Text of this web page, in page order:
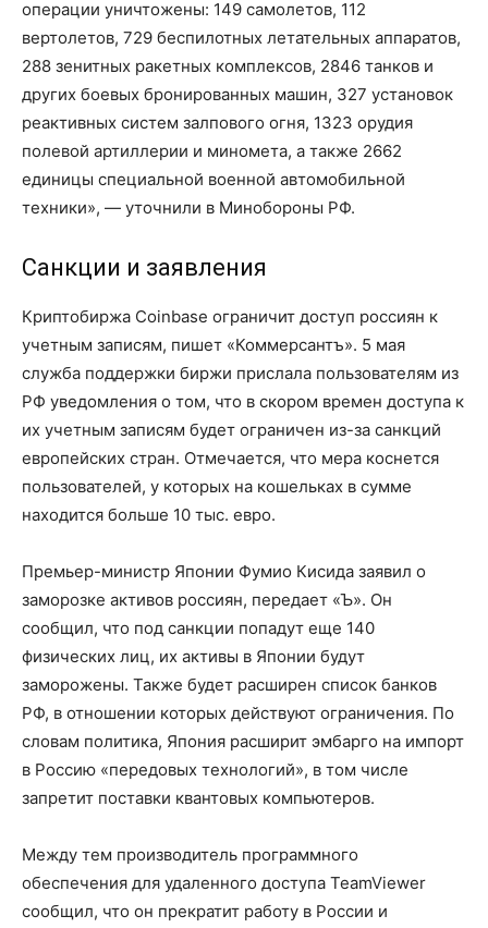
операции уничтожены: 149 самолетов, 112
вертолетов, 729 беспилотных летательных аппаратов,
288 зенитных ракетных комплексов, 2846 танков и
других боевых бронированных машин, 327 установок
реактивных систем залпового огня, 1323 орудия
полевой артиллерии и миномета, а также 2662
единицы специальной военной автомобильной
техники», — уточнили в Минобороны РФ.
Санкции и заявления
Криптобиржа Coinbase ограничит доступ россиян к
учетным записям, пишет «Коммерсантъ». 5 мая
служба поддержки биржи прислала пользователям из
РФ уведомления о том, что в скором времен доступа к
их учетным записям будет ограничен из-за санкций
европейских стран. Отмечается, что мера коснется
пользователей, у которых на кошельках в сумме
находится больше 10 тыс. евро.
Премьер-министр Японии Фумио Кисида заявил о
заморозке активов россиян, передает «Ъ». Он
сообщил, что под санкции попадут еще 140
физических лиц, их активы в Японии будут
заморожены. Также будет расширен список банков
РФ, в отношении которых действуют ограничения. По
словам политика, Япония расширит эмбарго на импорт
в Россию «передовых технологий», в том числе
запретит поставки квантовых компьютеров.
Между тем производитель программного
обеспечения для удаленного доступа TeamViewer
сообщил, что он прекратит работу в России и